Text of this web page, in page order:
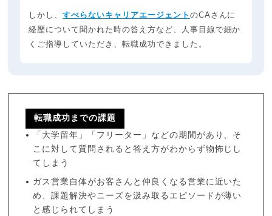
しかし、すべらないキャリアエージェント のCAさんに
経歴について聞かれた時の答え方など、人事目線で細か
くご指導していただき、転職成功できました。
転職成功までの課題
「大学留年」「フリーター」などの期間があり、そ
こに対して質問されると答え方がわからず物怖じし
てしまう
ガス営業自体がお客さんと仲良くなる営業に近いた
め、課題解決やニーズを汲み取るエピソードが薄い
と感じられてしまう